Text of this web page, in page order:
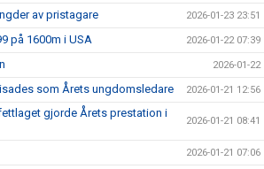
av pristagare 2026-01-23 23:51
på 1600m i USA 2026-01-22 07:39
2026-01-22
som Årets ungdomsledare 2026-01-21 12:56
gjorde Årets prestation i
2026-01-21 08:41
2026-01-21 07:06